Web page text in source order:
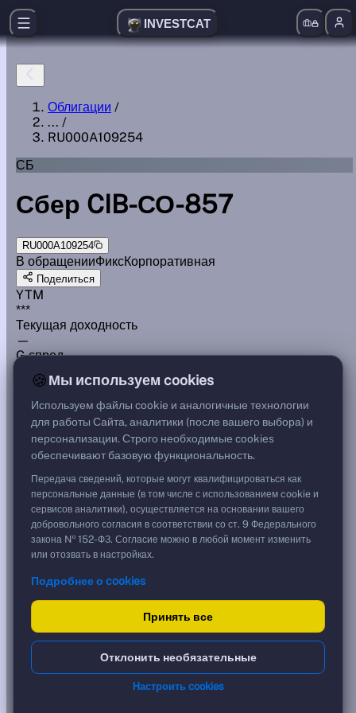
INVESTCAT
Облигации /
... /
RU000A109254
СБ
Сбер CIB-СО-857
RU000A109254
В обращенииФиксКорпоративная
Поделиться
YTM
***
Текущая доходность
—
G спред
Цена
118,44 %
1 184,40 ₽
Срок, лет
1,52
Дюрация, лет
1,52
Рейтинг
Тип
Корпоративная
Фикс
Доходность и цена
YTM эффективная
15.02.2028
🍪Мы используем cookies
Используем файлы cookie и аналогичные технологии
для работы Сайта, аналитики (после вашего выбора) и
персонализации. Строго необходимые cookies
обеспечивают базовую функциональность.
Передача сведений, которые могут квалифицироваться как
персональные данные (в том числе с использованием cookie и
сервисов аналитики), осуществляется на основании вашего
добровольного согласия в соответствии со ст. 9 Федерального
закона № 152-ФЗ. Согласие можно в любой момент изменить
или отозвать в настройках.
Подробнее о cookies
Принять все
Отклонить необязательные
Настроить cookies